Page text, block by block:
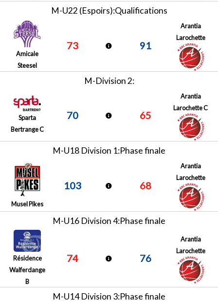
M-U22 (Espoirs):Qualifications
Amicale
Steesel
73 91
Arantia
Larochette
M-Division 2:
Sparta
Bertrange C
70 65
Arantia
Larochette C
M-U18 Division 1:Phase finale
Musel Pikes
103 68
Arantia
Larochette
M-U16 Division 4:Phase finale
Résidence
Walferdange
B
74 76
Arantia
Larochette
M-U14 Division 3:Phase finale